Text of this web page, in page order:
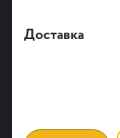
Доставка